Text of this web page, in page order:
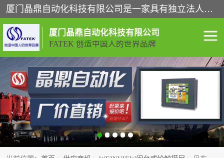
厦门晶鼎自动化科技有限公司是一家具有独立法人资格的高新技术企业；代理销售的产品有台湾威纶触摸屏，魏德米勒全系列，永宏触摸屏,威纶触摸屏,台湾威纶weinview触摸屏,台湾永宏PLC，FATEK,永宏伺服,图儿克总线，施耐德，欧姆龙，西门子，富士变频，K&N蓝系列， BUSSMANN，松下变频器，丹佛斯变频器等。
厦门晶鼎自动化科技有限公司
FATEK 创造中国人的世界品牌
闽台永宏PLC WEINVIEW闽台威纶触摸
屏
正弦变频器正弦伺服 魏德米勒接线端子
ABB电流开关 魏德米勒电源